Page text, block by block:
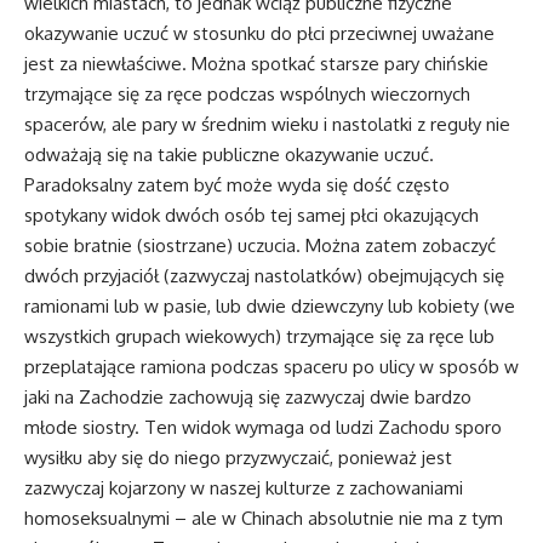
okazywanie uczuć w stosunku do płci przeciwnej uważane
jest za niewłaściwe. Można spotkać starsze pary chińskie
trzymające się za ręce podczas wspólnych wieczornych
spacerów, ale pary w średnim wieku i nastolatki z reguły nie
odważają się na takie publiczne okazywanie uczuć.
Paradoksalny zatem być może wyda się dość często
spotykany widok dwóch osób tej samej płci okazujących
sobie bratnie (siostrzane) uczucia. Można zatem zobaczyć
dwóch przyjaciół (zazwyczaj nastolatków) obejmujących się
ramionami lub w pasie, lub dwie dziewczyny lub kobiety (we
wszystkich grupach wiekowych) trzymające się za ręce lub
przeplatające ramiona podczas spaceru po ulicy w sposób w
jaki na Zachodzie zachowują się zazwyczaj dwie bardzo
młode siostry. Ten widok wymaga od ludzi Zachodu sporo
wysiłku aby się do niego przyzwyczaić, ponieważ jest
zazwyczaj kojarzony w naszej kulturze z zachowaniami
homoseksualnymi – ale w Chinach absolutnie nie ma z tym